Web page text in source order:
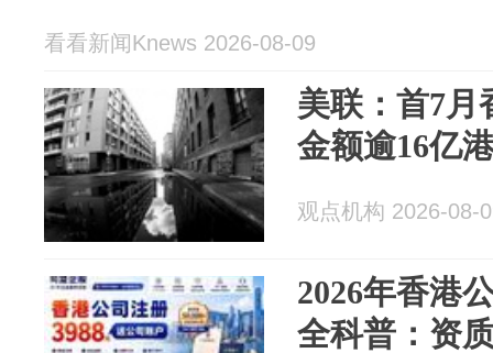
看看新闻Knews 2026-08-09
美联：首7月
金额逾16亿
观点机构 2026-08-
2026年香港
全科普：资